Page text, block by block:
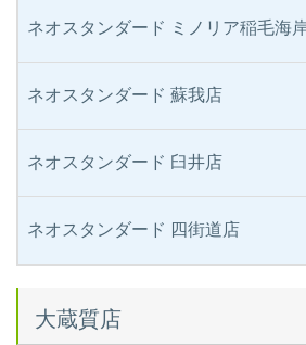
ネオスタンダード ミノリア稲毛海
ネオスタンダード 蘇我店
ネオスタンダード 臼井店
ネオスタンダード 四街道店
大蔵質店